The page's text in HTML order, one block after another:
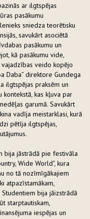
ar ilgtspējas
pasākumu
sniedza teorētisku
savukārt asociētā
pasākumu un
kā pasākumu vide,
veido kopējo
Daba” direktore Gundega
ilgtspējas praksēm un
kas kļuva par
garumā. Savukārt
vadīja meistarklasi, kurā
pētīja ilgtspējas,
bija jāstrādā pie festivāla
Wide World”, kura
no tā nozīmīgākajiem
atpazīstamākam,
bija jāizstrādā
starptautiskam,
iespējas un